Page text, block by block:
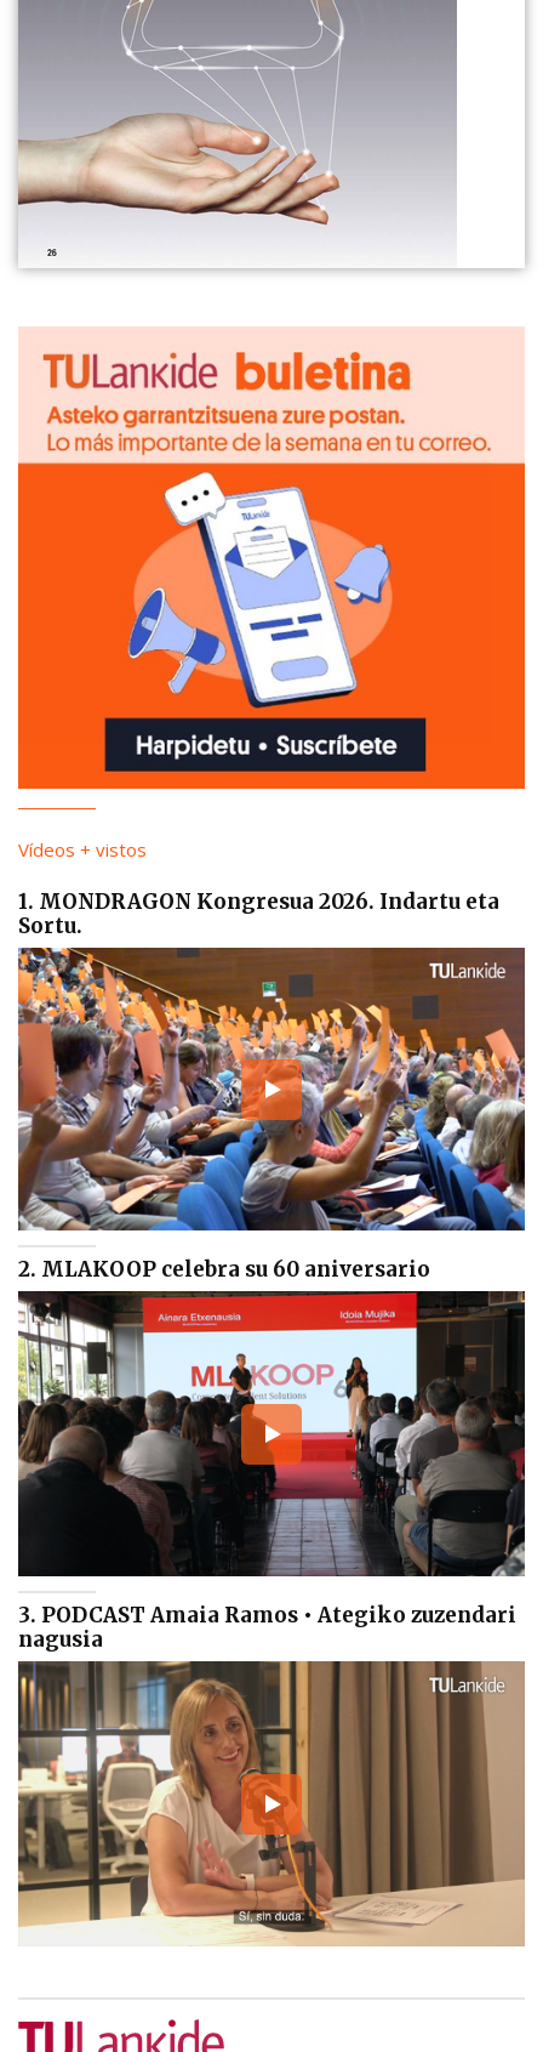
Vídeos + vistos
1. MONDRAGON Kongresua 2026. Indartu eta
Sortu.
2. MLAKOOP celebra su 60 aniversario
3. PODCAST Amaia Ramos • Ategiko zuzendari
nagusia